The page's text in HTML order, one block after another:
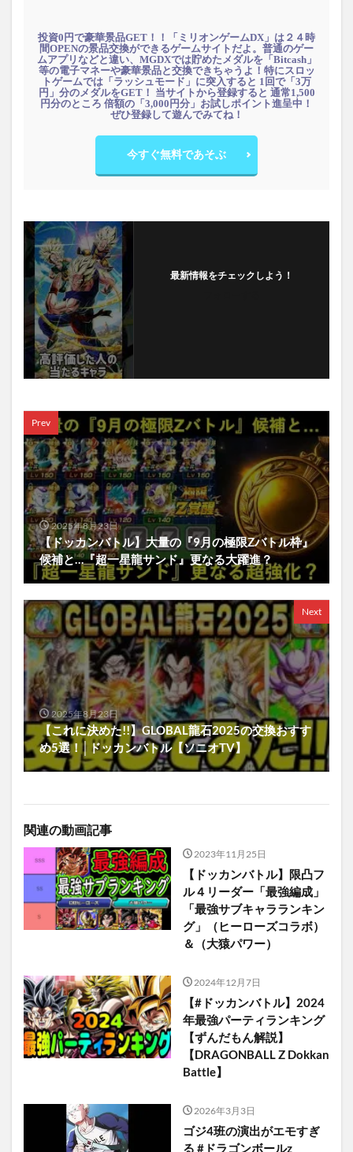
投資0円で豪華景品GET！！「ミリオンゲームDX」は２４時
間OPENの景品交換ができるゲームサイトだよ。普通のゲー
ムアプリなどと違い、MGDXでは貯めたメダルを「Bitcash」
等の電子マネーや豪華景品と交換できちゃうよ！特にスロッ
トゲームでは「ラッシュモード」に突入すると 1回で「3万
円」分のメダルをGET！ 当サイトから登録すると 通常1,500
円分のところ 倍額の「3,000円分」お試しポイント進呈中！
ぜひ登録して遊んでみてね！
今すぐ無料であそぶ
最新情報をチェックしよう！
Prev
2025年8月23日
【ドッカンバトル】大量の『9月の極限Zバトル枠』
候補と…『超一星龍サンド』更なる大躍進？
Next
2025年8月23日
【これに決めた!!】GLOBAL龍石2025の交換おすす
め5選！│ドッカンバトル【ソニオTV】
関連の動画記事
2023年11月25日
【ドッカンバトル】限凸フ
ル４リーダー「最強編成」
「最強サブキャラランキン
グ」（ヒーローズコラボ）
＆（大猿パワー）
2024年12月7日
【#ドッカンバトル】2024
年最強パーティランキング
【ずんだもん解説】
【DRAGONBALL Z Dokkan
Battle】
2026年3月3日
ゴジ4班の演出がエモすぎ
る #ドラゴンボールz